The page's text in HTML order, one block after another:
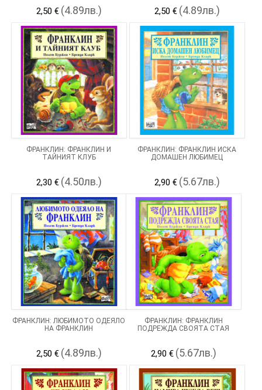
2,50 € (4.89лв.) 2,50 € (4.89лв.)
ФРАНКЛИН: ФРАНКЛИН И
ТАЙНИЯТ КЛУБ
2,30 € (4.50лв.)
ФРАНКЛИН: ФРАНКЛИН ИСКА
ДОМАШЕН ЛЮБИМЕЦ
2,90 € (5.67лв.)
ФРАНКЛИН: ЛЮБИМОТО ОДЕЯЛО
НА ФРАНКЛИН
2,50 € (4.89лв.)
ФРАНКЛИН: ФРАНКЛИН
ПОДРЕЖДА СВОЯТА СТАЯ
2,90 € (5.67лв.)